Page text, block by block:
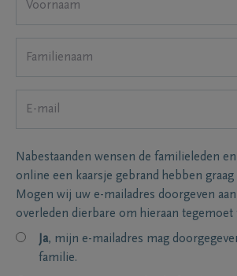
Nabestaanden wensen de familieleden
online een kaarsje gebrand hebben graag
Mogen wij uw e-mailadres doorgeven
overleden dierbare om hieraan tegemoet
Ja, mijn e-mailadres mag
familie.